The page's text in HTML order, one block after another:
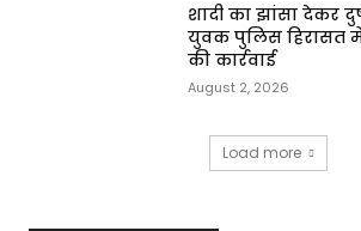
शादी का झांसा देकर
युवक पुलिस हिरासत
की कार्रवाई
August 2, 2026
Load more